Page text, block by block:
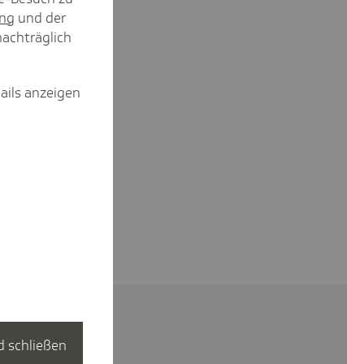
und der
anzeigen
schließen